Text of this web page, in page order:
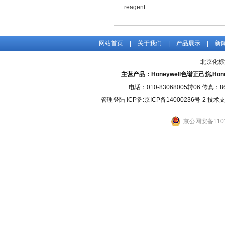
reagent
网站首页 关于我们 产品展示 新
北京化
主营产品：Honeywell色谱正己烷
电话：010-83068005转06 传真：
管理登陆ICP备:京ICP备14000236号-2 技术
京公网安备